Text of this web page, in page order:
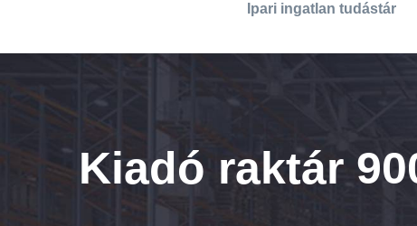
Ipari ingatlan tudástár
Kiadó raktár